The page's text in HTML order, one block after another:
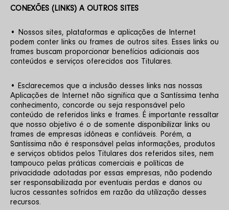
CONEXÕES (LINKS) A OUTROS SITES
• Nossos sites, plataformas e aplicações de Internet
podem conter links ou frames de outros sites. Esses links ou
frames buscam proporcionar benefícios adicionais aos
conteúdos e serviços oferecidos aos Titulares.
• Esclarecemos que a inclusão desses links nas nossas
Aplicações de Internet não significa que a Santíssima tenha
conhecimento, concorde ou seja responsável pelo
conteúdo de referidos links e frames. É importante ressaltar
que nosso objetivo é o de somente disponibilizar links ou
frames de empresas idôneas e confiáveis. Porém, a
Santíssima não é responsável pelas informações, produtos
e serviços obtidos pelos Titulares dos referidos sites, nem
tampouco pelas práticas comerciais e políticas de
privacidade adotadas por essas empresas, não podendo
ser responsabilizada por eventuais perdas e danos ou
lucros cessantes sofridos em razão da utilização desses
recursos.